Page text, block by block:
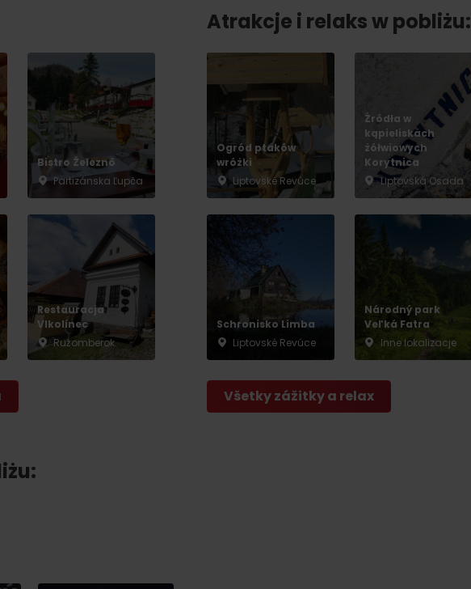
No data found for this source.
for this source. No data found for this source.
Bistro Železnô
Partizánska Ľupča
Restauracja
Vlkolínec
Ružomberok
Atrakcje i relaks w pobliżu:
Ogród ptaków
wróżki
Liptovské Revúce
Źródła w
kąpieliskach
żółwiowych
Korytnica
Liptovská Osada
Schronisko Limba
Liptovské Revúce
Národný park
Veľká Fatra
Inne lokalizacje
Všetky zážitky a relax